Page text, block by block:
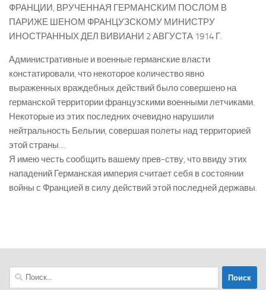
ФРАНЦИИ, ВРУЧЕННАЯ ГЕРМАНСКИМ ПОСЛОМ В
ПАРИЖЕ ШЕНОМ ФРАНЦУЗСКОМУ МИНИСТРУ
ИНОСТРАННЫХ ДЕЛ ВИВИАНИ 2 АВГУСТА 1914 Г.
Административные и военные германские власти
констатировали, что некоторое количество явно
выраженных враждебных действий было совершено на
германской территории французскими военными летчиками.
Некоторые из этих последних очевидно нарушили
нейтральность Бельгии, совершая полеты над территорией
этой страны…
Я имею честь сообщить вашему прев-ству, что ввиду этих
нападений Германская империя считает себя в состоянии
войны с Францией в силу действий этой последней державы.
Найти: